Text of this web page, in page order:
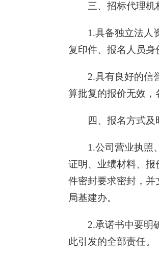
三、招标代理机
1.具备独立法人
复印件、报名人员身
2.具有良好的信
算批复的报价无效，
四、报名方式及
1.公司营业执照
证明、业绩材料、
件密封要求密封，
局基建办。
2.承诺书中要明
此引发的全部责任。